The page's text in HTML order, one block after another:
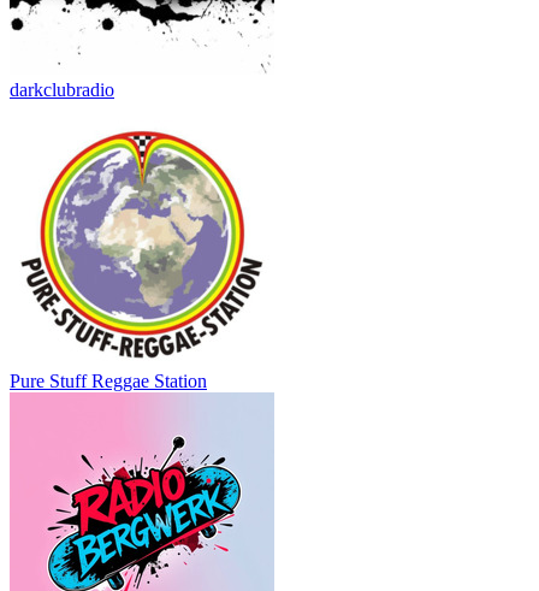
darkclubradio
Pure Stuff Reggae Station